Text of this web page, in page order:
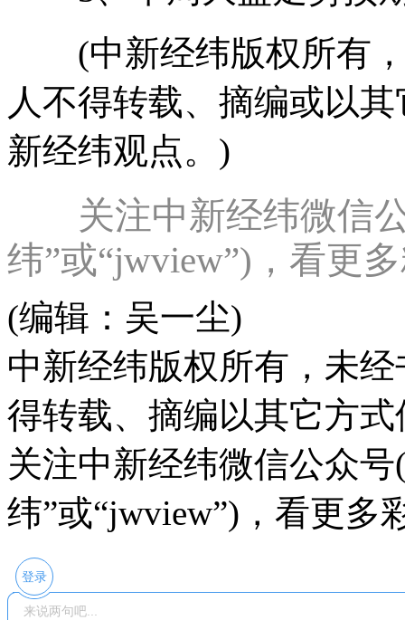
(中新经纬版权所有，
人不得转载、摘编或以
新经纬观点。)
关注中新经纬微信
纬”或“jwview”)，看更
(编辑：吴一尘)
中新经纬版权所有，未
得转载、摘编以其它方式
关注中新经纬微信公众
纬”或“jwview”)，看更多
登录